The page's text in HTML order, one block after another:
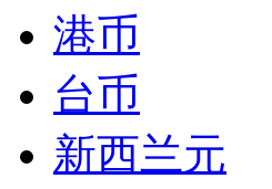
港币
台币
新西兰元